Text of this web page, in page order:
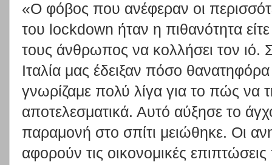
«Ο φόβος που ανέφεραν οι
του lockdown ήταν η πιθανότητα είτε
τους άνθρωπος να κολλήσει τον ιό.
Ιταλία μας έδειξαν πόσο θανατηφόρα
γνωρίζαμε πολύ λίγα για το πώς να
αποτελεσματικά. Αυτό αύξησε το
παραμονή στο σπίτι μειώθηκε. Οι
αφορούν τις οικονομικές